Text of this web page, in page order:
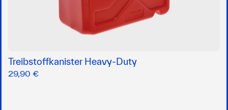
Treibstoffkanister Heavy-Duty
29,90 €